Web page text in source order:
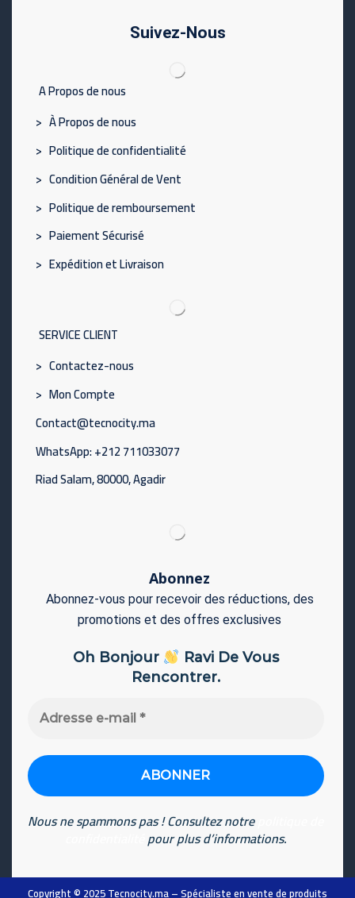
Suivez-Nous
A Propos de nous
> À Propos de nous
> Politique de confidentialité
> Condition Général de Vent
> Politique de remboursement
> Paiement Sécurisé
> Expédition et Livraison
SERVICE CLIENT
> Contactez-nous
> Mon Compte
Contact@tecnocity.ma
WhatsApp: +212 711033077
Riad Salam, 80000, Agadir
Abonnez
Abonnez-vous pour recevoir des réductions, des
promotions et des offres exclusives
Oh Bonjour
Ravi De Vous
Rencontrer.
Nous ne spammons pas ! Consultez notre
pour plus d’informations.
Copyright © 2025Tecnocity.ma– Spécialiste en vente de produits